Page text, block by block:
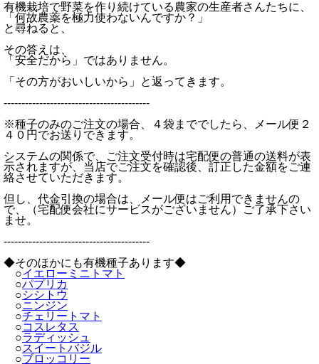
有機栽培で野菜を作り続けている農家の生産者さんたちに、
「何故農薬を極力使わないんですか？」
と尋ねると、
その答えは、
「安全だから」ではありません。
「その方がおいしいから」と返ってきます。
-----------------------------------------
※種子のみのご注文の場合、４袋まででしたら、メール便２
４０円でお送りできます。
システムの関係で、ご注文受付時は宅配便の普通の送料が表
示されますが、当店でご注文を確認後、訂正した金額をご連
絡させていただきます。
但し、代金引換の場合は、メール便はご利用できませんの
で、（宅配便会社にサービスがございません）ご了承下さい
ませ。
-----------------------------------------
◆そのほかにも有機種子あります◆
○イエローミニトマト
○パプリカ
○シシトウ
○ニンジン
○チェリートマト
○コスレタス
○ラディッシュ
○スイートバジル
○ブロッコリー